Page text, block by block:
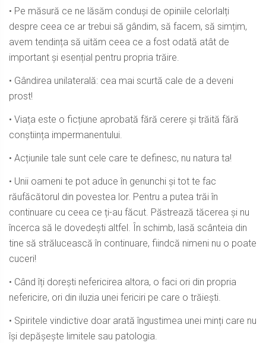
• Pe măsură ce ne lăsăm conduși de opiniile celorlalți
despre ceea ce ar trebui să gândim, să facem, să simțim,
avem tendința să uităm ceea ce a fost odată atât de
important și esențial pentru propria trăire.
• Gândirea unilaterală: cea mai scurtă cale de a deveni
prost!
• Viața este o ficțiune aprobată fără cerere și trăită fără
conștiința impermanentului.
• Acțiunile tale sunt cele care te definesc, nu natura ta!
• Unii oameni te pot aduce în genunchi și tot te fac
răufăcătorul din povestea lor. Pentru a putea trăi în
continuare cu ceea ce ți-au făcut. Păstrează tăcerea și nu
încerca să le dovedești altfel. În schimb, lasă scânteia din
tine să strălucească în continuare, fiindcă nimeni nu o poate
cuceri!
• Când îți dorești nefericirea altora, o faci ori din propria
nefericire, ori din iluzia unei fericiri pe care o trăiești.
• Spiritele vindictive doar arată îngustimea unei minți care nu
își depășește limitele sau patologia.